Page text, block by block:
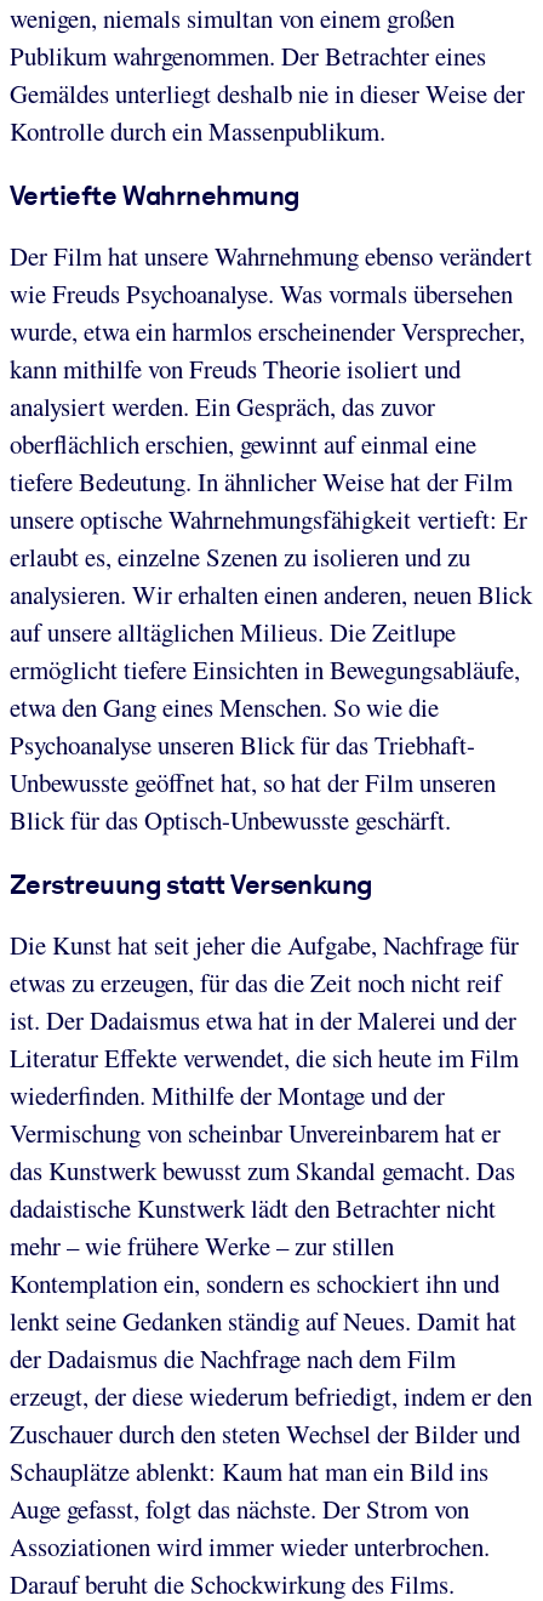
wenigen, niemals simultan von einem großen
Publikum wahrgenommen. Der Betrachter eines
Gemäldes unterliegt deshalb nie in dieser Weise der
Kontrolle durch ein Massenpublikum.
Vertiefte Wahrnehmung
Der Film hat unsere Wahrnehmung ebenso verändert
wie Freuds Psychoanalyse. Was vormals übersehen
wurde, etwa ein harmlos erscheinender Versprecher,
kann mithilfe von Freuds Theorie isoliert und
analysiert werden. Ein Gespräch, das zuvor
oberflächlich erschien, gewinnt auf einmal eine
tiefere Bedeutung. In ähnlicher Weise hat der Film
unsere optische Wahrnehmungsfähigkeit vertieft: Er
erlaubt es, einzelne Szenen zu isolieren und zu
analysieren. Wir erhalten einen anderen, neuen Blick
auf unsere alltäglichen Milieus. Die Zeitlupe
ermöglicht tiefere Einsichten in Bewegungsabläufe,
etwa den Gang eines Menschen. So wie die
Psychoanalyse unseren Blick für das Triebhaft-
Unbewusste geöffnet hat, so hat der Film unseren
Blick für das Optisch-Unbewusste geschärft.
Zerstreuung statt Versenkung
Die Kunst hat seit jeher die Aufgabe, Nachfrage für
etwas zu erzeugen, für das die Zeit noch nicht reif
ist. Der Dadaismus etwa hat in der Malerei und der
Literatur Effekte verwendet, die sich heute im Film
wiederfinden. Mithilfe der Montage und der
Vermischung von scheinbar Unvereinbarem hat er
das Kunstwerk bewusst zum Skandal gemacht. Das
dadaistische Kunstwerk lädt den Betrachter nicht
mehr – wie frühere Werke – zur stillen
Kontemplation ein, sondern es schockiert ihn und
lenkt seine Gedanken ständig auf Neues. Damit hat
der Dadaismus die Nachfrage nach dem Film
erzeugt, der diese wiederum befriedigt, indem er den
Zuschauer durch den steten Wechsel der Bilder und
Schauplätze ablenkt: Kaum hat man ein Bild ins
Auge gefasst, folgt das nächste. Der Strom von
Assoziationen wird immer wieder unterbrochen.
Darauf beruht die Schockwirkung des Films.